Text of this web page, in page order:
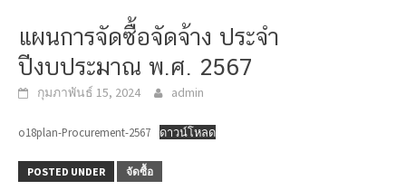
แผนการจัดซื้อจัดจ้าง ประจำ
ปีงบประมาณ พ.ศ. 2567
กุมภาพันธ์ 15, 2024 admin
o18plan-Procurement-2567 ดาวน์โหลด
POSTED UNDER จัดซื้อ